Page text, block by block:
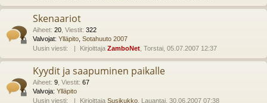
Skenaariot
Aiheet: 20 Viestit: 322
Valvojat: Ylläpito Sotahuuto 2007
Uusin viesti:
Kirjoittaja ZamboNet , Torstai, 05.07.2007 12:37
Kyydit ja saapuminen paikalle
Aiheet: 9 Viestit: 67
Valvoja: Ylläpito
Uusin viesti:
Kirjoittaja Susikukko , Lauantai, 30.06.2007 07:38